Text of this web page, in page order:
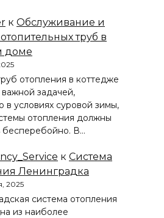
к Обслуживание и
труб в
доме
отопления в коттедже
важной задачей,
в условиях суровой зимы,
отопления должны
бесперебойно. В…
к Система
Ленинградка
2025
система отопления
из наиболее